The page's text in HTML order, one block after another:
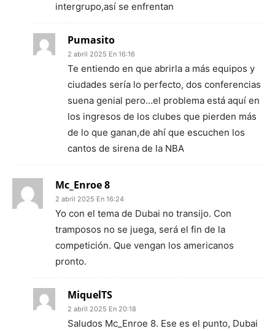
intergrupo,así se enfrentan
Pumasito
2 abril 2025 En 16:16
Te entiendo en que abrirla a más equipos y
ciudades sería lo perfecto, dos conferencias
suena genial pero…el problema está aquí en
los ingresos de los clubes que pierden más
de lo que ganan,de ahí que escuchen los
cantos de sirena de la NBA
Mc_Enroe 8
2 abril 2025 En 16:24
Yo con el tema de Dubai no transijo. Con
tramposos no se juega, será el fin de la
competición. Que vengan los americanos
pronto.
MiquelTS
2 abril 2025 En 20:18
Saludos Mc_Enroe 8. Ese es el punto, Dubai